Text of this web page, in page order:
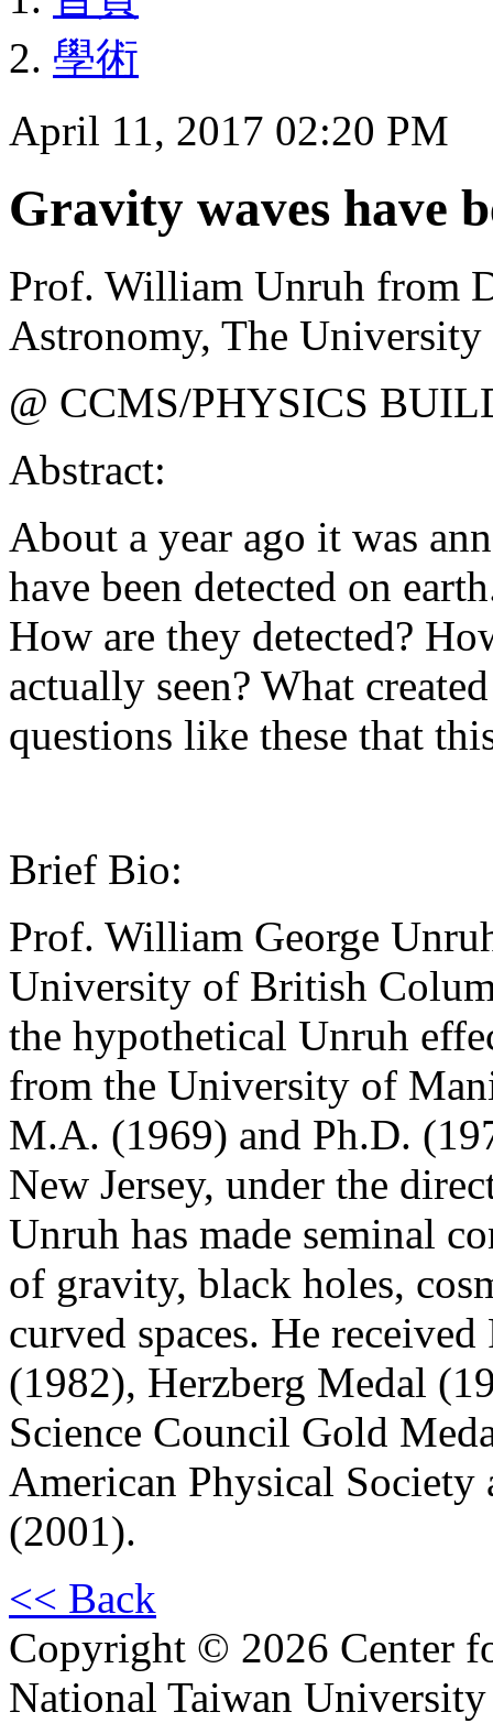
學術
April 11, 2017 02:20 PM
Gravity waves have
Prof. William Unruh from
Astronomy, The
@ CCMS/PHYSICS
Abstract:
About a year ago it was
have been detected on
How are they detected?
actually seen? What
questions like these that
Brief Bio:
Prof. William George
University of British
the hypothetical Unruh
from the University of
M.A. (1969) and Ph.D.
New Jersey, under the
Unruh has made seminal
of gravity, black holes,
curved spaces. He
(1982), Herzberg Medal
Science Council Gold
American Physical
(2001).
<< Back
Copyright © 2026 Center
National Taiwan University